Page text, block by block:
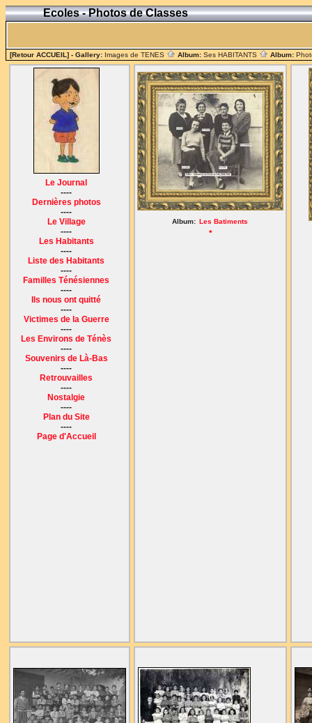
Ecoles - Photos de Classes
[Retour ACCUEIL] - Gallery: Images de TENES Album: Ses HABITANTS Album:
Le Journal
----
Dernières photos
----
Le Village
----
Les Habitants
----
Liste des Habitants
----
Familles Ténésiennes
----
Ils nous ont quitté
----
Victimes de la Guerre
----
Les Environs de Ténès
----
Souvenirs de Là-Bas
----
Retrouvailles
----
Nostalgie
----
Plan du Site
----
Page d'Accueil
Album: Les Batiments
*